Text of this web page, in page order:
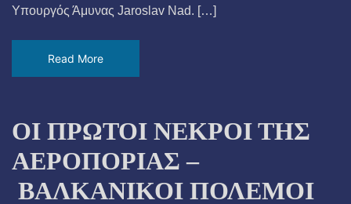
Υπουργός Άμυνας Jaroslav Nad. […]
Read More
ΟΙ ΠΡΩΤΟΙ ΝΕΚΡΟΙ ΤΗΣ
ΑΕΡΟΠΟΡΙΑΣ –
ΒΑΛΚΑΝΙΚΟΙ ΠΟΛΕΜΟΙ